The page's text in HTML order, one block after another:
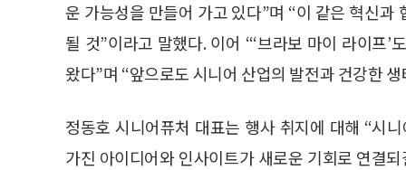
운 가능성을 만들어 가고 있다”며 “이 같은 혁신
될 것”이라고 말했다. 이어 “‘브라보 마이 라이프
왔다”며 “앞으로도 시니어 산업의 발전과 건강한
정동호 시니어퓨처 대표는 행사 취지에 대해 “시
가진 아이디어와 인사이트가 새로운 기회로 연결